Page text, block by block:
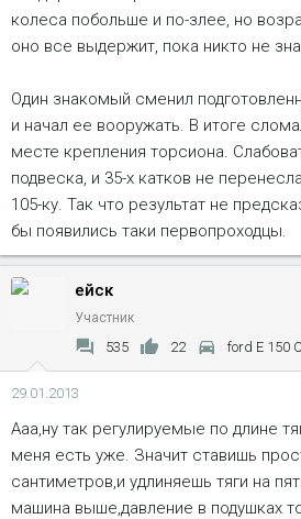
колеса побольше и по-злее, но
оно все выдержит, пока никто не
Один знакомый сменил
и начал ее вооружать. В итоге
месте крепления торсиона.
подвеска, и 35-х катков не
105-ку. Так что результат не
бы появились таки первопроходцы.
ейск
Участник
535 22 ford E 150
29.01.2013
Ааа,ну так регулируемые по длине
меня есть уже. Значит ставишь
сантиметров,и удлиняешь тяги на
машина выше,давление в подушках